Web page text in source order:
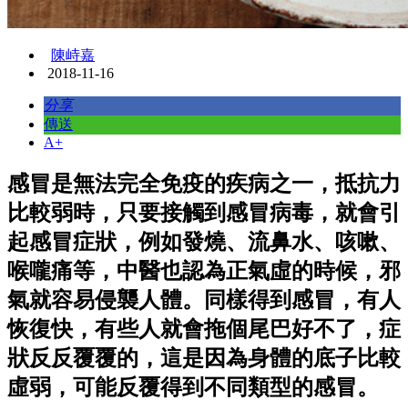
陳峙嘉
2018-11-16
分享
傳送
A+
感冒是無法完全免疫的疾病之一，抵抗力
比較弱時，只要接觸到感冒病毒，就會引
起感冒症狀，例如發燒、流鼻水、咳嗽、
喉嚨痛等，中醫也認為正氣虛的時候，邪
氣就容易侵襲人體。同樣得到感冒，有人
恢復快，有些人就會拖個尾巴好不了，症
狀反反覆覆的，這是因為身體的底子比較
虛弱，可能反覆得到不同類型的感冒。